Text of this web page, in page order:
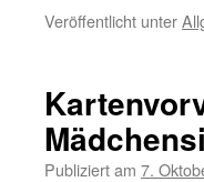
Veröffentlicht unter
Publiziert am 7.